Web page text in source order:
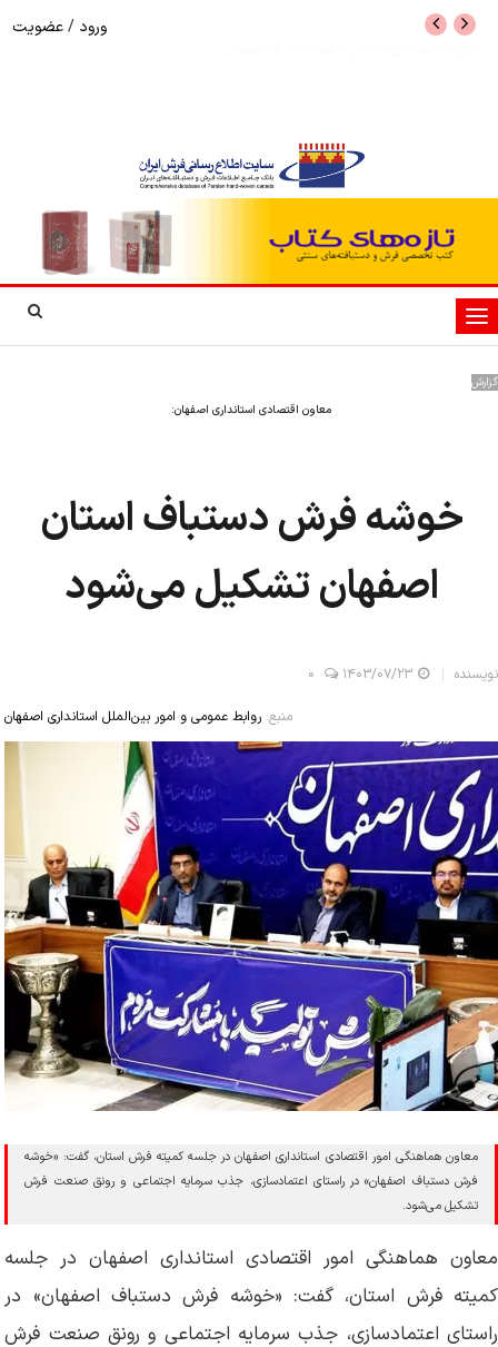
ورود /عضویت
تغییر
وضعیت
گزارش
معاون اقتصادی استانداری اصفهان:
خوشه فرش دستباف استان
اصفهان تشکیل می‌شود
نویسنده ۱۴۰۳/۰۷/۲۳ 0
منبع: روابط عمومی و امور بین‌الملل استانداری اصفهان
معاون هماهنگی امور اقتصادی استانداری اصفهان در جلسه کمیته فرش استان، گفت: «خوشه
فرش دستباف اصفهان» در راستای اعتمادسازی، جذب سرمایه اجتماعی و رونق صنعت فرش
تشکیل می‌شود.
معاون هماهنگی امور اقتصادی استانداری اصفهان در جلسه
کمیته فرش استان، گفت: «خوشه فرش دستباف اصفهان» در
راستای اعتمادسازی، جذب سرمایه اجتماعی و رونق صنعت فرش